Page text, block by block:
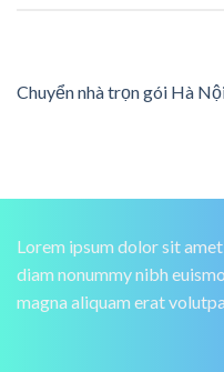
Chuyển nhà trọn gói Hà
Lorem ipsum dolor sit
diam nonummy nibh
magna aliquam erat